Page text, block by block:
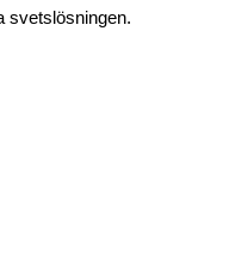
svetslösningen.